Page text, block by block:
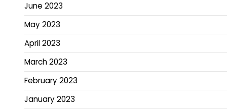
June 2023
May 2023
April 2023
March 2023
February 2023
January 2023